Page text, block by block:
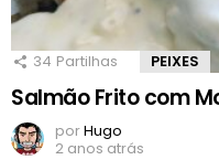
34 Partilhas PEIXES
Salmão Frito com
porHugo
2 anos atrás